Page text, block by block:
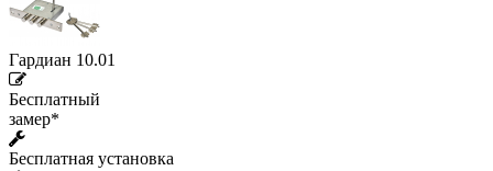
Гардиан 10.01
Бесплатный
замер*
Бесплатная установка